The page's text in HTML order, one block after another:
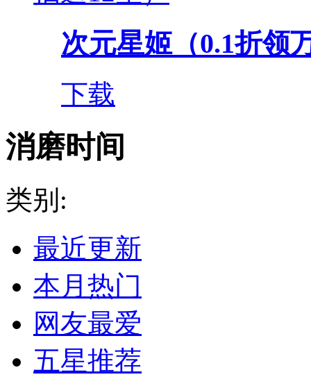
次元星姬（0.1折领
下载
消磨时间
类别:
最近更新
本月热门
网友最爱
五星推荐